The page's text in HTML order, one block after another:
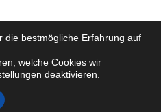
die bestmögliche Erfahrung auf
welche Cookies wir
deaktivieren.